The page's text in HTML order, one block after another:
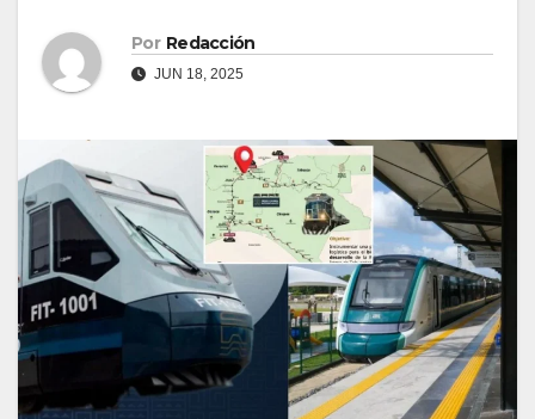
Por Redacción
JUN 18, 2025